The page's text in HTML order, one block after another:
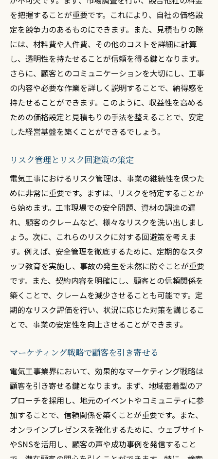
を把握することが重要です。これにより、自社の価格設
定を競争力のあるものにできます。また、見積もりの際
には、材料費や人件費、その他のコストを詳細に計算
し、透明性を持たせることが信頼を得る鍵となります。
さらに、顧客とのコミュニケーションを大切にし、工事
の内容や必要な作業を詳しく説明することで、納得感を
持たせることができます。このように、収益性を高める
ための価格設定と見積もりの手法を整えることで、安定
した経営基盤を築くことができるでしょう。
リスク管理とリスク回避策の策定
電気工事におけるリスク管理は、事業の継続性を保つた
めに非常に重要です。まずは、リスクを特定することか
ら始めます。工事現場での安全問題、資材の調達の遅
れ、顧客のクレームなど、様々なリスクを洗い出しまし
ょう。次に、これらのリスクに対する回避策を考えま
す。例えば、安全管理を徹底するために、定期的なスタ
ッフ教育を実施し、事故の発生を未然に防ぐことが重要
です。また、契約内容を明確にし、顧客との信頼関係を
築くことで、クレームを減少させることも可能です。定
期的なリスク評価を行い、状況に応じた対策を講じるこ
とで、事業の安定性を向上させることができます。
マーケティング戦略で顧客を引き寄せる
電気工事業界において、効果的なマーケティング戦略は
顧客を引き寄せる鍵となります。まず、地域密着型のア
プローチを採用し、地元のイベントやコミュニティに参
加することで、信頼関係を築くことが重要です。また、
オンラインプレゼンスを強化するために、ウェブサイト
やSNSを活用し、顧客の声や成功事例を発信すること